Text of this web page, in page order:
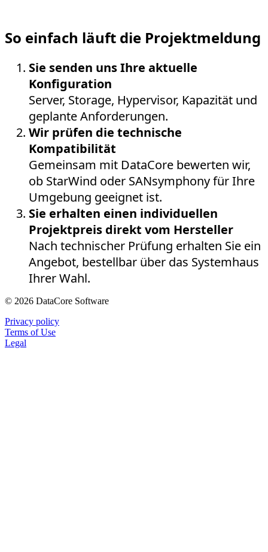
So einfach läuft die Projektmeldung
Sie senden uns Ihre aktuelle
Konfiguration
Server, Storage, Hypervisor, Kapazität und
geplante Anforderungen.
Wir prüfen die technische
Kompatibilität
Gemeinsam mit DataCore bewerten wir,
ob StarWind oder SANsymphony für Ihre
Umgebung geeignet ist.
Sie erhalten einen individuellen
Projektpreis direkt vom Hersteller
Nach technischer Prüfung erhalten Sie ein
Angebot, bestellbar über das Systemhaus
Ihrer Wahl.
© 2026 DataCore Software
Privacy policy
Terms of Use
Legal